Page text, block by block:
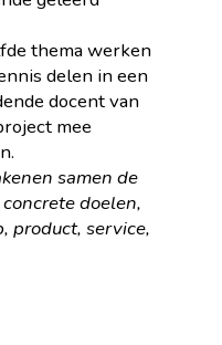
thema werken
delen in een
docent van
mee
samen de
doelen,
product, service,